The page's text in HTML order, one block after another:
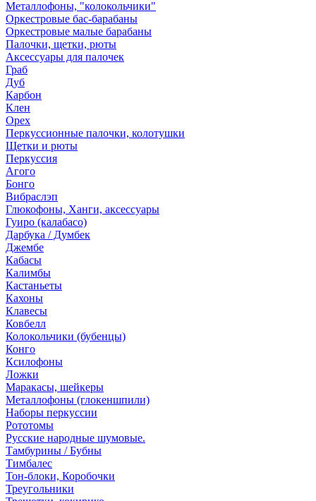
Металлофоны, "колокольчики"
Оркестровые бас-барабаны
Оркестровые малые барабаны
Палочки, щетки, рюты
Аксессуары для палочек
Граб
Дуб
Карбон
Клен
Орех
Перкуссионные палочки, колотушки
Щетки и рюты
Перкуссия
Агого
Бонго
Вибраслэп
Глюкофоны, Ханги, аксессуары
Гуиро (калабасо)
Дарбука / Думбек
Джембе
Кабасы
Калимбы
Кастаньеты
Кахоны
Клавесы
Ковбелл
Колокольчики (бубенцы)
Конго
Ксилофоны
Ложки
Маракасы, шейкеры
Металлофоны (глокеншпили)
Наборы перкуссии
Рототомы
Русские народные шумовые.
Тамбурины / Бубны
Тимбалес
Тон-блоки, Коробочки
Треугольники